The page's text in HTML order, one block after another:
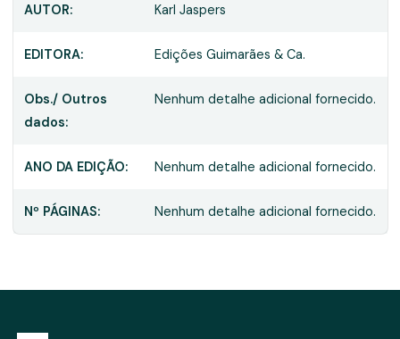
AUTOR: Karl Jaspers
EDITORA: Edições Guimarães & Ca.
Obs./ Outros
dados:
Nenhum detalhe adicional fornecido.
ANO DA EDIÇÃO: Nenhum detalhe adicional fornecido.
Nº PÁGINAS: Nenhum detalhe adicional fornecido.